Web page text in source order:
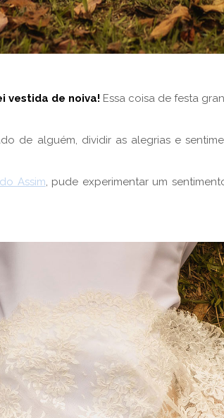
vestida de noiva! Essa coisa de festa
de alguém, dividir as alegrias e
Assim, pude experimentar um